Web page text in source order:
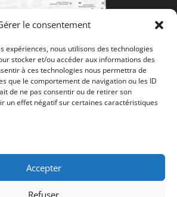
le consentement
expériences, nous utilisons des technologies
stocker et/ou accéder aux informations des
à ces technologies nous permettra de
que le comportement de navigation ou les ID
de ne pas consentir ou de retirer son
un effet négatif sur certaines caractéristiques
Accepter
Refuser
Mentions légales